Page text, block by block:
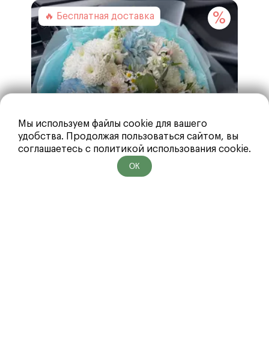
максимальный комфорт наших клиентов
при совершении покупок, предлагая
надежные и удобные методы оплаты:
Банковская карта
СБП
SberPay
T-Pay
Наличные
оформлении заказа.
Минимальное время доставки после
оформления заказа –25 минут.
При выборе интервала доставки, система,
учитывает время изготовления букета и
отдаленность адресата доставки.
Курьер ожидает получателя15 минут,
повторный выезд курьераоплачивается
отдельно(в соответствие с тарифом
%
🔥 Бесплатная доставка
Мы используем файлы cookie для вашего
удобства. Продолжая пользоваться сайтом, вы
соглашаетесь с политикой использования cookie.
ОК